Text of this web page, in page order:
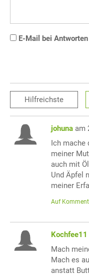
E-Mail bei
Hilfreichste
johuna am
Ich mache
meiner
auch mit
Und Äpfel
meiner
Auf
Kochfee11
Mach
Mach es
anstatt